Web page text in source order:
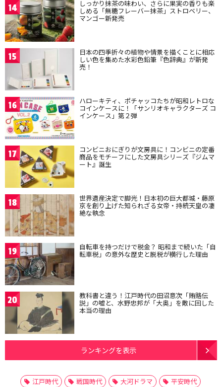
14 しっかり抹茶の味わい、さらに果実の香りも楽
しめる「無糖フレーバー抹茶」ストロベリー、
マンゴー新発売
15 日本の四季折々の植物や情景を描くことに相応
しい色を集めた水彩色鉛筆『色辞典』が新発
売！
16 ハローキティ、ポチャッコたちが昭和レトロな
コインケースに！「サンリオキャラクターズ コ
インケース」第２弾
17 コンビニおにぎりが文房具に！コンビニの定番
商品をモチーフにした文房具シリーズ『ジムマ
ート』誕生
18 世界遺産決定で脚光！日本初の巨大都城・藤原
京を創り上げた知られざる女帝・持統天皇の凄
絶な執念
19 自転車を持つだけで税金？ 昭和まで続いた「自
転車税」の意外な歴史と脱税が横行した理由
20 教科書と違う！江戸時代の田沼意次「賄賂伝
説」の嘘と、水野忠邦が「大奥」を敵に回した
本当の理由
ランキングを表示
江戸時代 戦国時代 大河ドラマ
平安時代